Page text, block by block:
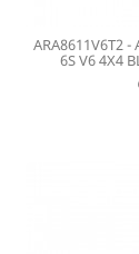
ARA8611V6T2 -
6S V6 4X4